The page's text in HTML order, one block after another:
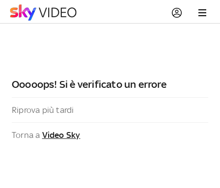
Ooooops! Si è verificato un errore
Riprova più tardi
Torna a Video Sky